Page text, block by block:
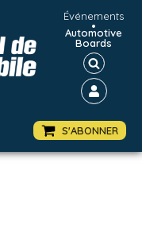
Événements
•
Automotive
Boards
S'ABONNER